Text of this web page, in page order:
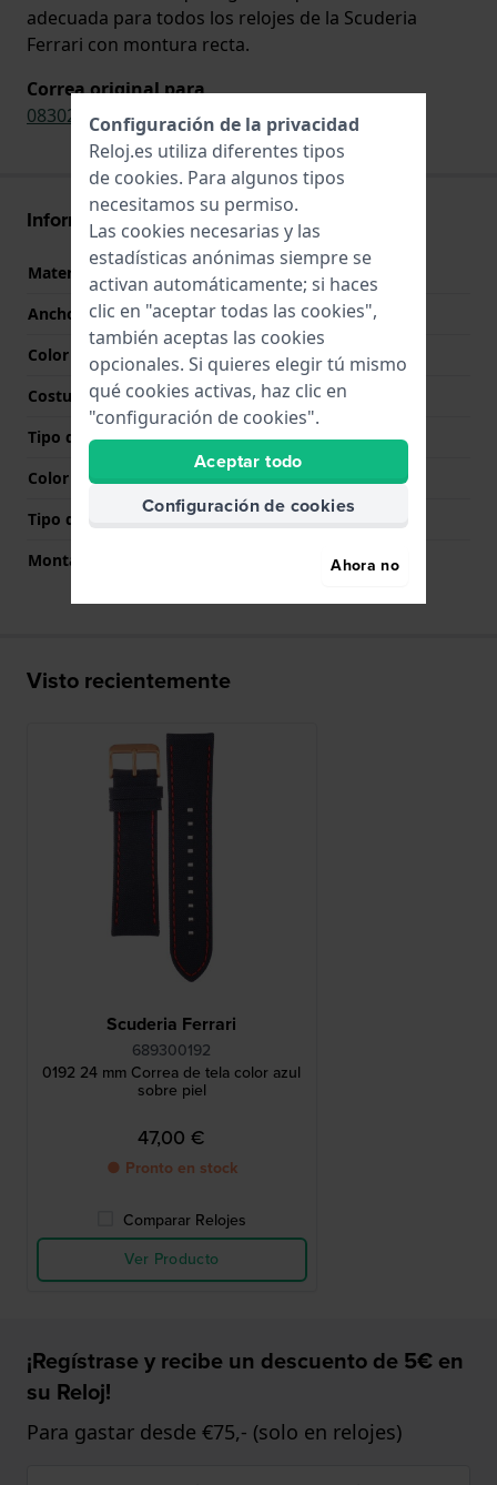
adecuada para todos los relojes de la Scuderia
Ferrari con montura recta.
Correa original para
0830293
Información Correa
Material correa
Textil y cuero
Ancho de correa
24 mm
Color de correa
Costura de color
Rojo
Tipo de cierre
Hebilla
Color del cierre
Tipo de montaje
Pasadores de resorte
Montaje Recto
Visto recientemente
Scuderia Ferrari
689300192
0192 24 mm Correa de tela color azul
sobre piel
47,00 €
● Pronto en stock
Comparar Relojes
Ver Producto
¡Regístrase y recibe un descuento de 5€ en
su Reloj!
Para gastar desde €75,- (solo en relojes)
Configuración de la privacidad
Reloj.es utiliza diferentes tipos
de cookies. Para algunos tipos
necesitamos su permiso.
Las cookies necesarias y las
estadísticas anónimas siempre se
activan automáticamente; si haces
clic en "aceptar todas las cookies",
también aceptas las cookies
opcionales. Si quieres elegir tú mismo
qué cookies activas, haz clic en
"configuración de cookies".
Aceptar todo
Configuración de cookies
Ahora no